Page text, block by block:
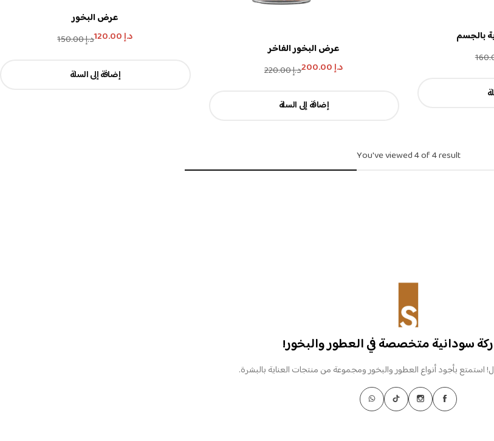
بالجسم
عرض البخور الفاخر
د.إ220.00 د.إ200.00
إضافة إلى السلة
عرض البخور
د.إ150.00 د.إ120.00
إضافة إلى السلة
You've viewed4of4result
سودانية متخصصة في العطور والبخور!
استمتع بأجود أنواع العطور والبخور ومجموعة من منتجات العناية بالبشرة.